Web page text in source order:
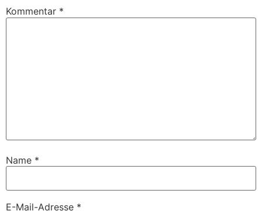
Kommentar *
Name *
E-Mail-Adresse *